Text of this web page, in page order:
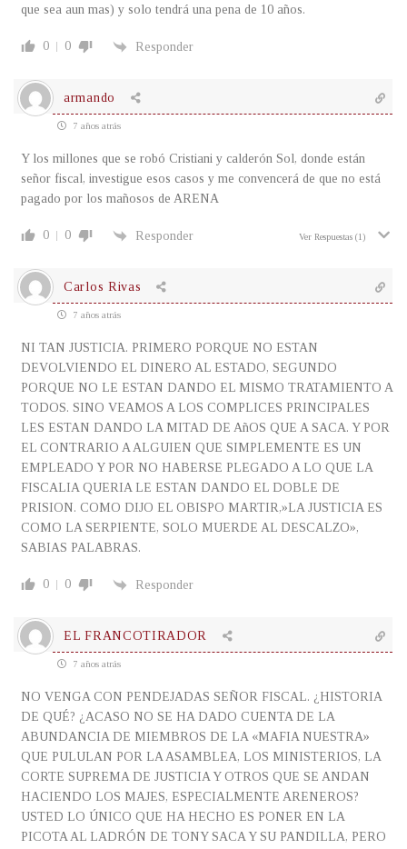
que sea aun mas) y solo tendrá una pena de 10 años.
0 0 Responder
armando
7 años atrás
Y los millones que se robó Cristiani y calderón Sol, donde están
señor fiscal, investigue esos casos y me convencerá de que no está
pagado por los mañosos de ARENA
0 0 Responder Ver Respuestas (1)
Carlos Rivas
7 años atrás
NI TAN JUSTICIA. PRIMERO PORQUE NO ESTAN
DEVOLVIENDO EL DINERO AL ESTADO, SEGUNDO
PORQUE NO LE ESTAN DANDO EL MISMO TRATAMIENTO A
TODOS. SINO VEAMOS A LOS COMPLICES PRINCIPALES
LES ESTAN DANDO LA MITAD DE AñOS QUE A SACA. Y POR
EL CONTRARIO A ALGUIEN QUE SIMPLEMENTE ES UN
EMPLEADO Y POR NO HABERSE PLEGADO A LO QUE LA
FISCALIA QUERIA LE ESTAN DANDO EL DOBLE DE
PRISION. COMO DIJO EL OBISPO MARTIR,»LA JUSTICIA ES
COMO LA SERPIENTE, SOLO MUERDE AL DESCALZO»,
SABIAS PALABRAS.
0 0 Responder
EL FRANCOTIRADOR
7 años atrás
NO VENGA CON PENDEJADAS SEÑOR FISCAL. ¿HISTORIA
DE QUÉ? ¿ACASO NO SE HA DADO CUENTA DE LA
ABUNDANCIA DE MIEMBROS DE LA «MAFIA NUESTRA»
QUE PULULAN POR LA ASAMBLEA, LOS MINISTERIOS, LA
CORTE SUPREMA DE JUSTICIA Y OTROS QUE SE ANDAN
HACIENDO LOS MAJES, ESPECIALMENTE ARENEROS?
USTED LO ÚNICO QUE HA HECHO ES PONER EN LA
PICOTA AL LADRÓN DE TONY SACA Y SU PANDILLA, PERO